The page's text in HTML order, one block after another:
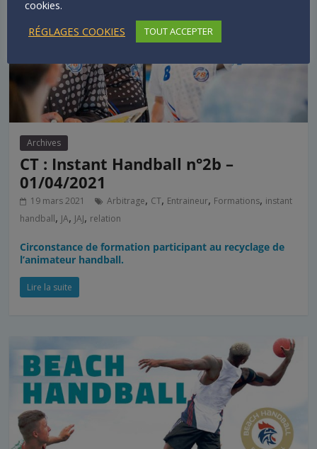
Archives
CT : Instant Handball n°2b –
01/04/2021
19 mars 2021 Arbitrage, CT, Entraineur, Formations, instant
handball, JA, JAJ, relation
Circonstance de formation participant au recyclage de
l’animateur handball.
Lire la suite
cookies.
RÉGLAGES COOKIES
TOUT ACCEPTER